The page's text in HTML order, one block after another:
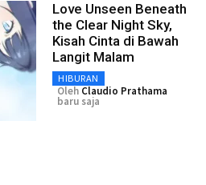
Love Unseen Beneath
the Clear Night Sky,
Kisah Cinta di Bawah
Langit Malam
HIBURAN
Oleh Claudio Prathama
baru saja